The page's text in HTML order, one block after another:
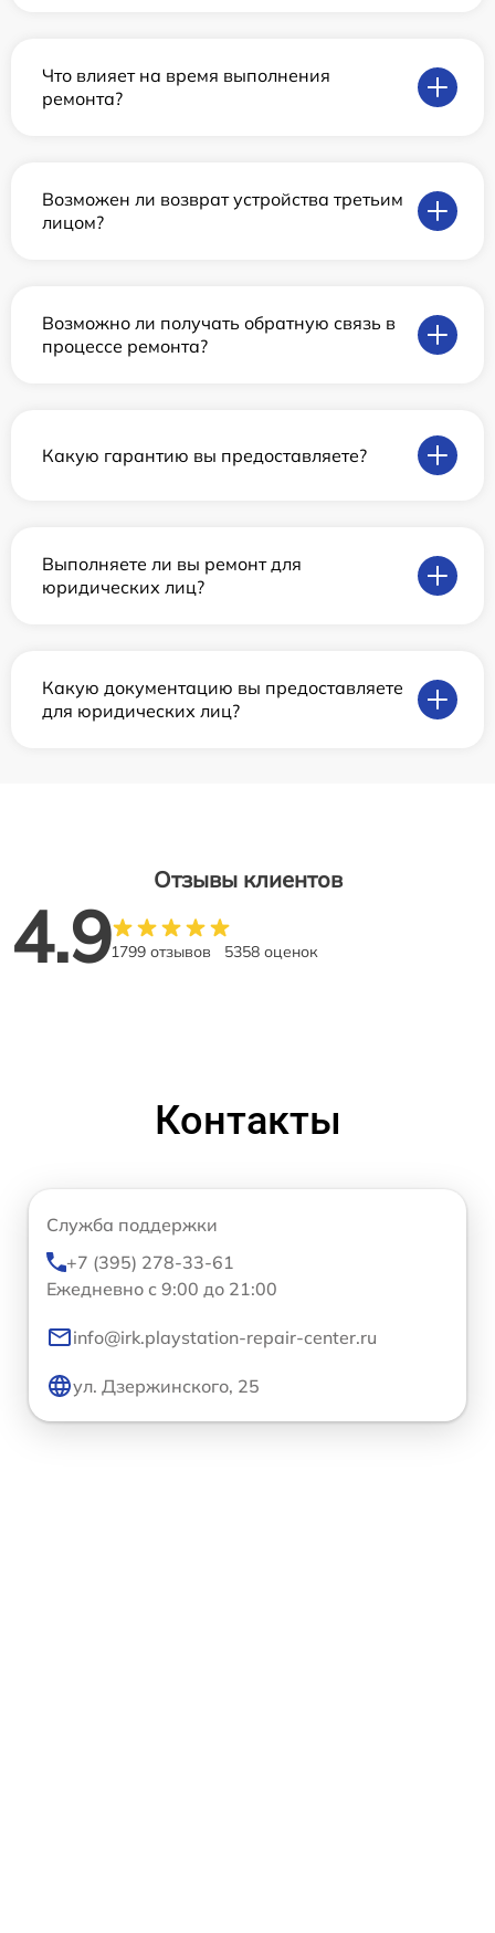
Что влияет на время выполнения
ремонта?
Возможен ли возврат устройства третьим
лицом?
Возможно ли получать обратную связь в
процессе ремонта?
Какую гарантию вы предоставляете?
Выполняете ли вы ремонт для
юридических лиц?
Какую документацию вы предоставляете
для юридических лиц?
Отзывы клиентов
4.91799 отзывов 5358 оценок
Контакты
Служба поддержки
+7 (395) 278-33-61
Ежедневно с 9:00 до 21:00
info@irk.playstation-repair-center.ru
ул. Дзержинского, 25